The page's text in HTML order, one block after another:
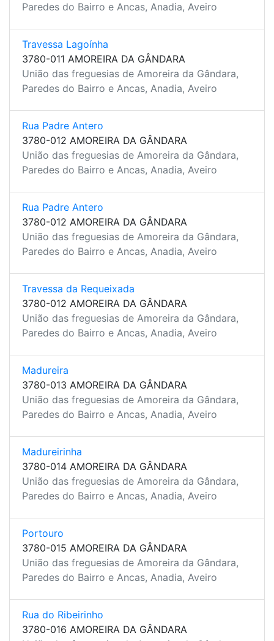
Paredes do Bairro e Ancas, Anadia, Aveiro
Travessa Lagoínha
3780-011 AMOREIRA DA GÂNDARA
União das freguesias de Amoreira da Gândara,
Paredes do Bairro e Ancas, Anadia, Aveiro
Rua Padre Antero
3780-012 AMOREIRA DA GÂNDARA
União das freguesias de Amoreira da Gândara,
Paredes do Bairro e Ancas, Anadia, Aveiro
Rua Padre Antero
3780-012 AMOREIRA DA GÂNDARA
União das freguesias de Amoreira da Gândara,
Paredes do Bairro e Ancas, Anadia, Aveiro
Travessa da Requeixada
3780-012 AMOREIRA DA GÂNDARA
União das freguesias de Amoreira da Gândara,
Paredes do Bairro e Ancas, Anadia, Aveiro
Madureira
3780-013 AMOREIRA DA GÂNDARA
União das freguesias de Amoreira da Gândara,
Paredes do Bairro e Ancas, Anadia, Aveiro
Madureirinha
3780-014 AMOREIRA DA GÂNDARA
União das freguesias de Amoreira da Gândara,
Paredes do Bairro e Ancas, Anadia, Aveiro
Portouro
3780-015 AMOREIRA DA GÂNDARA
União das freguesias de Amoreira da Gândara,
Paredes do Bairro e Ancas, Anadia, Aveiro
Rua do Ribeirinho
3780-016 AMOREIRA DA GÂNDARA